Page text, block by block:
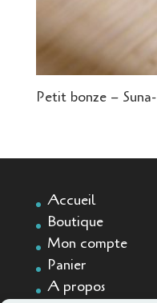
Petit bonze – Suna-
Accueil
Boutique
Mon compte
Panier
A propos